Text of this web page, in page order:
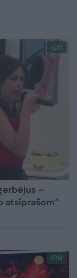
14
–
atsiprašom“
18